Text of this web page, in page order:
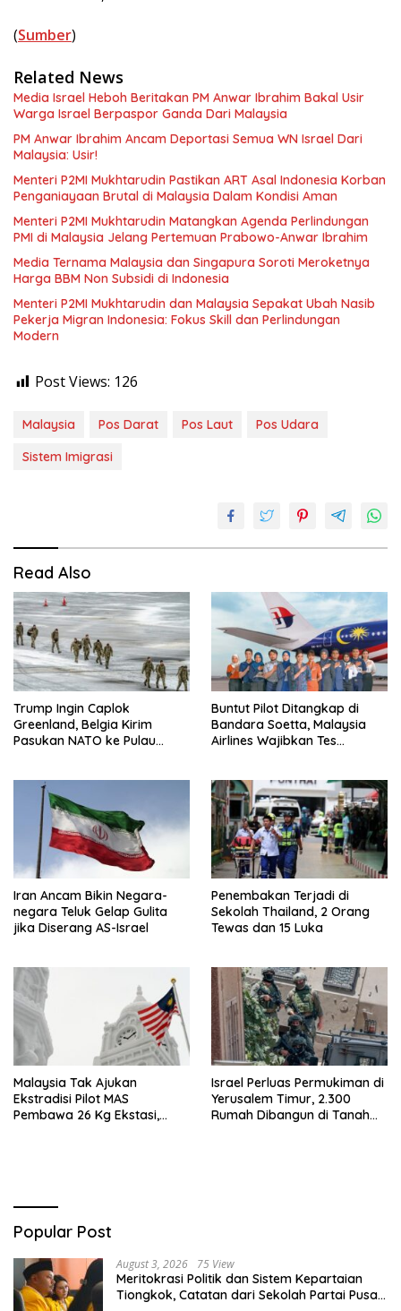
(Sumber)
Related News
Media Israel Heboh Beritakan PM Anwar Ibrahim Bakal Usir
Warga Israel Berpaspor Ganda Dari Malaysia
PM Anwar Ibrahim Ancam Deportasi Semua WN Israel Dari
Malaysia: Usir!
Menteri P2MI Mukhtarudin Pastikan ART Asal Indonesia Korban
Penganiayaan Brutal di Malaysia Dalam Kondisi Aman
Menteri P2MI Mukhtarudin Matangkan Agenda Perlindungan
PMI di Malaysia Jelang Pertemuan Prabowo-Anwar Ibrahim
Media Ternama Malaysia dan Singapura Soroti Meroketnya
Harga BBM Non Subsidi di Indonesia
Menteri P2MI Mukhtarudin dan Malaysia Sepakat Ubah Nasib
Pekerja Migran Indonesia: Fokus Skill dan Perlindungan
Modern
Post Views: 126
Malaysia Pos Darat Pos Laut
Pos Udara
Sistem Imigrasi
Read Also
Trump Ingin Caplok
Greenland, Belgia Kirim
Pasukan NATO ke Pulau
Buntut Pilot Ditangkap di
Bandara Soetta, Malaysia
Airlines Wajibkan Tes
Iran Ancam Bikin Negara-
negara Teluk Gelap Gulita
jika Diserang AS-Israel
Penembakan Terjadi di
Sekolah Thailand, 2 Orang
Tewas dan 15 Luka
Malaysia Tak Ajukan
Ekstradisi Pilot MAS
Pembawa 26 Kg Ekstasi,
Israel Perluas Permukiman di
Yerusalem Timur, 2.300
Rumah Dibangun di Tanah
Popular Post
August 3, 2026 75 View
Meritokrasi Politik dan Sistem Kepartaian
Tiongkok, Catatan dari Sekolah Partai Pusat